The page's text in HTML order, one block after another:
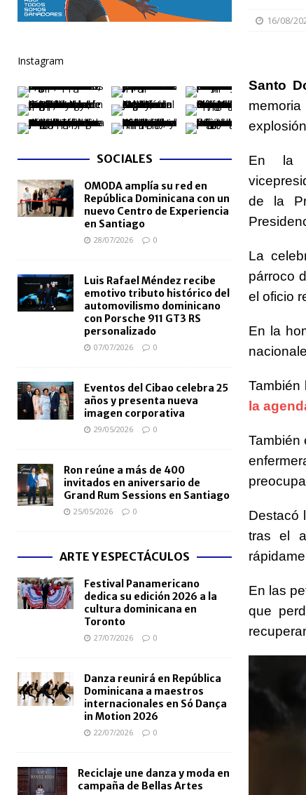
[ 04/08/2026 ]
Migración somete a la justicia a
semestre de 2026
NACIONALES
[ 04/08/2026 ]
Turismo dominicano rompe
[ 03/08/2026 ]
Camarón convierte a Sánchez
[ 03/08/2026 ] Lactancia materna requiere
NACIONALES
16/08/
Santo
En la
de la
La
párroco
el oficio
En la
También
la
También
Destacó
tras el
En las
que
Instagram
SOCIALES
OMODA amplía su red en
República Dominicana con un
nuevo Centro de Experiencia
en Santiago
28/07/2026 0
Luis Rafael Méndez recibe
emotivo tributo histórico del
automovilismo dominicano
con Porsche 911 GT3 RS
personalizado
07/07/2026 0
Eventos del Cibao celebra 25
años y presenta nueva
imagen corporativa
29/05/2026 0
Ron reúne a más de 400
invitados en aniversario de
Grand Rum Sessions en Santiago
25/05/2026 0
ARTE Y ESPECTÁCULOS
Festival Panamericano
dedica su edición 2026 a la
cultura dominicana en
Toronto
27/07/2026 0
Danza reunirá en República
Dominicana a maestros
internacionales en Só Dança
in Motion 2026
22/07/2026 0
Reciclaje une danza y moda en
campaña de Bellas Artes